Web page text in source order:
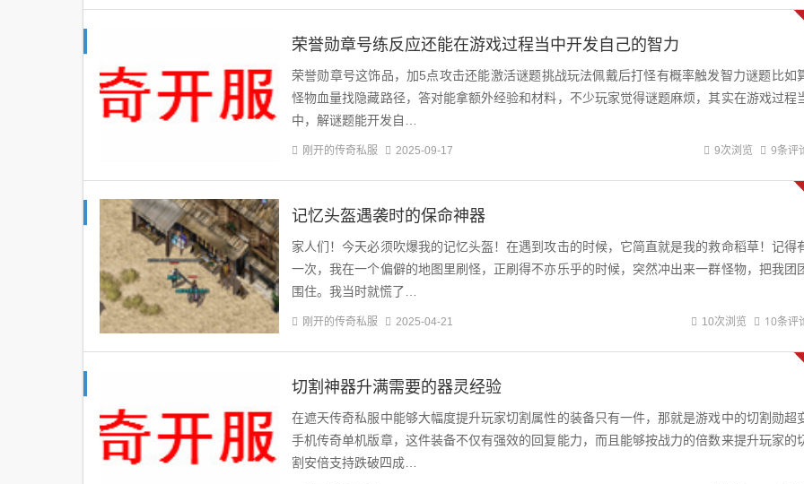
荣誉勋章号练反应还能在游戏过程当中开发自己的智力
荣誉勋章号这饰品，加5点攻击还能激活谜题挑战玩法佩戴后打怪有概率触发智力谜题比如
怪物血量找隐藏路径，答对能拿额外经验和材料，不少玩家觉得谜题麻烦，其实在游戏过程
中，解谜题能开发自…
刚开的传奇私服 2025-09-17 9次浏览 9条评
记忆头盔遇袭时的保命神器
家人们！今天必须吹爆我的记忆头盔！在遇到攻击的时候，它简直就是我的救命稻草！记得
一次，我在一个偏僻的地图里刷怪，正刷得不亦乐乎的时候，突然冲出来一群怪物，把我团
围住。我当时就慌了…
刚开的传奇私服 2025-04-21 10次浏览 10条评
切割神器升满需要的器灵经验
在遮天传奇私服中能够大幅度提升玩家切割属性的装备只有一件，那就是游戏中的切割勋超
手机传奇单机版章，这件装备不仅有强效的回复能力，而且能够按战力的倍数来提升玩家的
割安倍支持跌破四成…